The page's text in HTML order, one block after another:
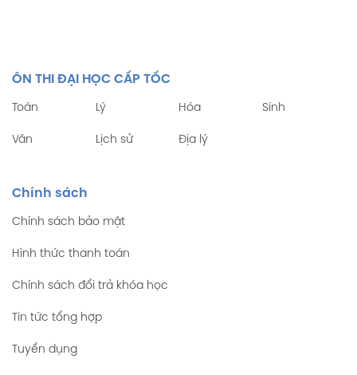
ÔN THI ĐẠI HỌC CẤP TỐC
Toán Lý Hóa Sinh
Văn Lịch sử Địa lý
Chính sách
Chính sách bảo mật
Hình thức thanh toán
Chính sách đổi trả khóa học
Tin tức tổng hợp
Tuyển dụng